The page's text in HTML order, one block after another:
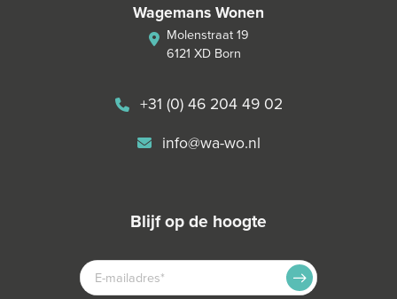
Wagemans Wonen
Molenstraat 19
6121 XD Born
+31 (0) 46 204 49 02
info@wa-wo.nl
blijf op de hoogte
E-
MAILADRES